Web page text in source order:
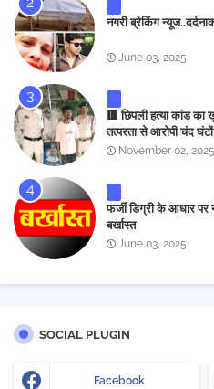
नगरी ब्रेकिंग
June 03, 2025
🟥 छिपली हत्या कांड का
तत्परता से आरोपी चंद घंटों
November 02, 2025
फर्जी डिग्री के आधार पर
बर्खास्त
June 03, 2025
SOCIAL PLUGIN
Facebook